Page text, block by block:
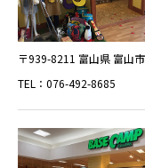
〒939-8211 富山県 富山
TEL：076-492-8685